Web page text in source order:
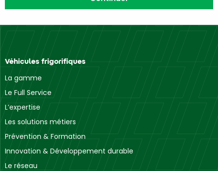
Véhicules frigorifiques
La gamme
Le Full Service
L’expertise
Les solutions métiers
Prévention & Formation
Innovation & Développement durable
Le réseau